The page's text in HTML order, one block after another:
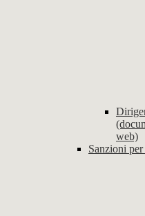
web)
Sanzioni